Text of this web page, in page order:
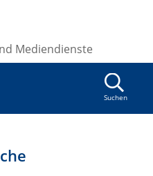
Mediendienste
Suchen